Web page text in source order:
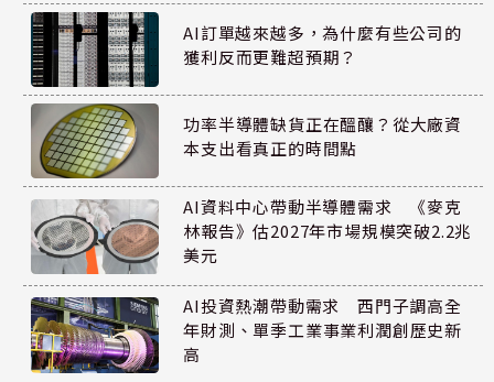
AI訂單越來越多，為什麼有些公司的
獲利反而更難超預期？
功率半導體缺貨正在醞釀？從大廠資
本支出看真正的時間點
AI資料中心帶動半導體需求 《麥克
林報告》估2027年市場規模突破2.2兆
美元
AI投資熱潮帶動需求 西門子調高全
年財測、單季工業事業利潤創歷史新
高